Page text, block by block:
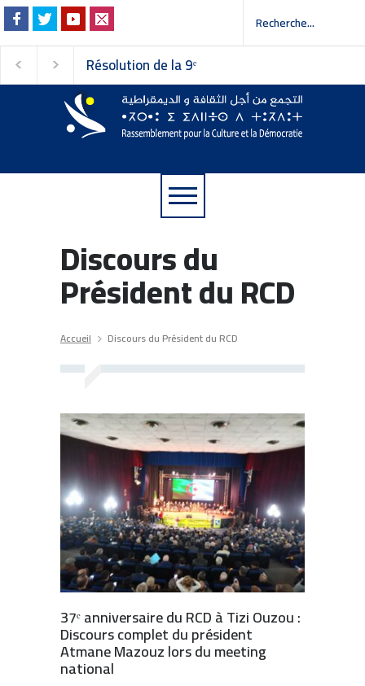
Résolution de la 9ᵉ
session du Conseil
national du
Rassemblement pour la
Culture et la Démocratie
إلى وسائل الإعلام
Discours du
Président du RCD
Accueil Discours du Président du RCD
37ᵉ anniversaire du RCD à Tizi Ouzou :
Discours complet du président
Atmane Mazouz lors du meeting
national